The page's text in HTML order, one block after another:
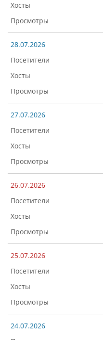
28.07.2026
27.07.2026
26.07.2026
25.07.2026
24.07.2026